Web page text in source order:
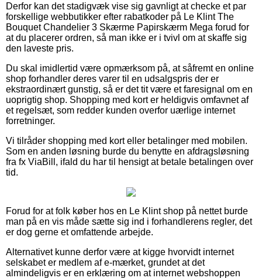
Derfor kan det stadigvæk vise sig gavnligt at checke et par
forskellige webbutikker efter rabatkoder på Le Klint The
Bouquet Chandelier 3 Skærme Papirskærm Mega forud for
at du placerer ordren, så man ikke er i tvivl om at skaffe sig
den laveste pris.
Du skal imidlertid være opmærksom på, at såfremt en online
shop forhandler deres varer til en udsalgspris der er
ekstraordinært gunstig, så er det tit være et faresignal om en
uoprigtig shop. Shopping med kort er heldigvis omfavnet af
et regelsæt, som redder kunden overfor uærlige internet
forretninger.
Vi tilråder shopping med kort eller betalinger med mobilen.
Som en anden løsning burde du benytte en afdragsløsning
fra fx ViaBill, ifald du har til hensigt at betale betalingen over
tid.
Forud for at folk køber hos en Le Klint shop på nettet burde
man på en vis måde sætte sig ind i forhandlerens regler, det
er dog gerne et omfattende arbejde.
Alternativet kunne derfor være at kigge hvorvidt internet
selskabet er medlem af e-mærket, grundet at det
almindeligvis er en erklæring om at internet webshoppen